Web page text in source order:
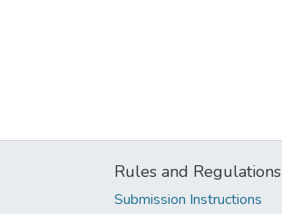
Rules and Regulations
Submission Instructions